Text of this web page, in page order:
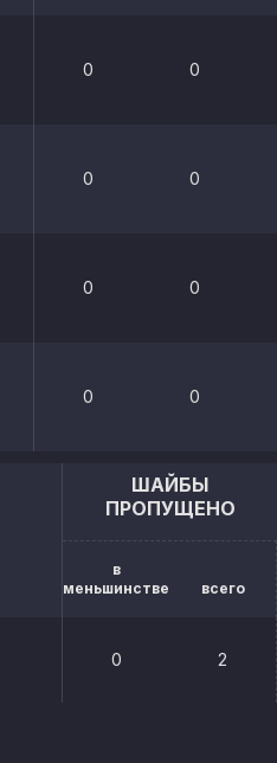
0 0
0 0
0 0
0 0
ШАЙБЫ
ПРОПУЩЕНО
в
меньшинстве
всего
0 2